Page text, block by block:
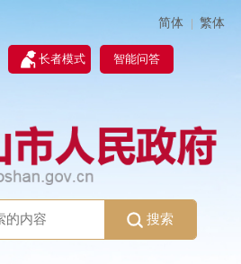
简体 | 繁体
长者模式 智能问答
搜索